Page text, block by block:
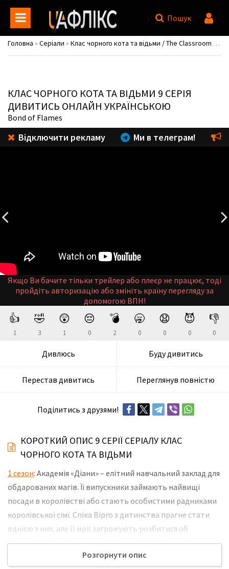
Пошук
Головна » Серіали » Клас чорного кота та відьми / The Classroom of a Black Cat and a Witch
КЛАС ЧОРНОГО КОТА ТА ВІДЬМИ 9 СЕРІЯ
ДИВИТИСЬ ОНЛАЙН УКРАЇНСЬКОЮ
Bond of Flames
Відключити рекламу Ми в телеграм!
Якщо Ви бачите тільки трейлер або плеєр не працює, тоді
пройдіть авторизацію або змініть країну перегляду за
допомогою ВПН!
👍
1
🤣
3
😲
1
😔
0
💣
2
🥱
0
😧
0
😈
0
👎
0
Дивлюсь Буду дивитись
Перестав дивитись Переглянув повністю
Поділитись з друзями!
КОРОТКИЙ ОПИС 9 СЕРІЇ СЕРІАЛУ КЛАС
ЧОРНОГО КОТА ТА ВІДЬМИ
1 сезон: Академія «Діани» – елітний навчальний заклад для
обдарованих магів. Її випускники займають найвищі
посади в королівстві або стають особистими радниками
королівської сімї. Спіка Вірго з дитинства прагне стати
однією з них, але її мрії загрожують розбитися об
реальність. Несподівано доля дарує їй зустріч з чорним
котом, який володіє магічними силами. Не забудьте
Розгорнути опис